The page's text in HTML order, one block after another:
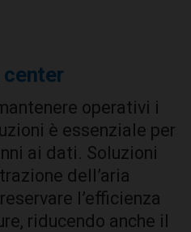
center
operativi i
è essenziale per
ai dati. Soluzioni
dell’aria
l’efficienza
riducendo anche il